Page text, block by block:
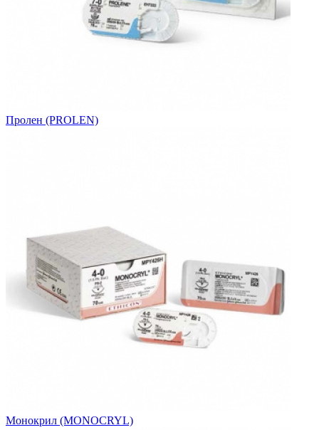
Пролен (PROLEN)
Монокрил (MONOCRYL)